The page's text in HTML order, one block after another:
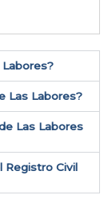
Las Labores?
Las Labores​
Registro Civil